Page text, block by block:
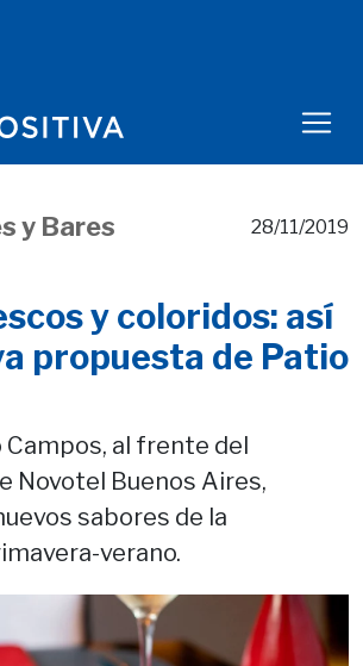
y Bares 28/11/2019
y coloridos: así
propuesta de Patio
Campos, al frente del
Novotel Buenos Aires,
sabores de la
verano.